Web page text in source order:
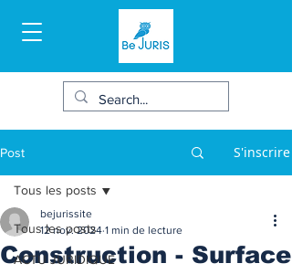
Post S'inscrire
Tous les posts
ACTU JURIDIQUE
Tous les posts
Construction - Surface
bejurissite
12 nov. 2024 1 min de lecture